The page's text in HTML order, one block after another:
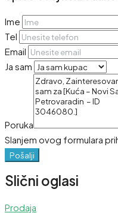
Ime
Tel
Email
Ja sam
Poruka
Slanjem ovog formulara
Pošalji
Slični oglasi
Prodaja